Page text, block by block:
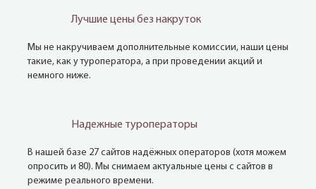
Лучшие цены без накруток
Мы не накручиваем дополнительные комиссии, наши цены
такие, как у туроператора, а при проведении акций и
немного ниже.
Надежные туроператоры
В нашей базе 27 сайтов надёжных операторов (хотя можем
опросить и 80). Мы снимаем актуальные цены с сайтов в
режиме реального времени.